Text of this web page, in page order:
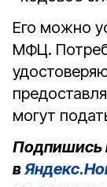
Его можно
МФЦ.
могут
Подпишись
в